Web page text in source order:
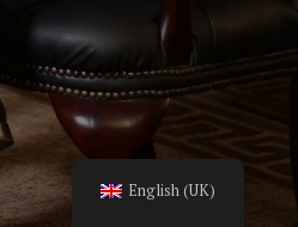
English (UK)